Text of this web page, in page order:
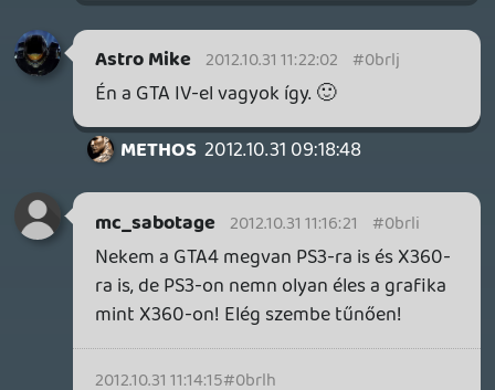
ezelőtt. Legjobban várt játék nálam
jelenleg.
Wolverine 2012.10.30 22:42:26 #0brl9
Vagány ez a kép. 😃
cody 2012.10.30 22:41:37 #0brl8
K.Kiraly ez a promo kep!!!!!!
Zangpo 2012.10.30 22:35:58 #0brl7
Kibebaszott jó hír! 😃